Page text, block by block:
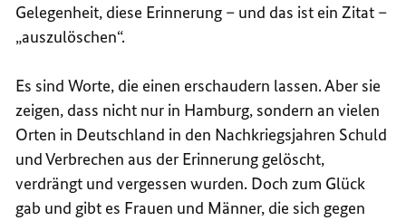
Gelegenheit, diese Erinnerung – und das ist ein Zitat –
„auszulöschen“.
Es sind Worte, die einen erschaudern lassen. Aber sie
zeigen, dass nicht nur in Hamburg, sondern an vielen
Orten in Deutschland in den Nachkriegsjahren Schuld
und Verbrechen aus der Erinnerung gelöscht,
verdrängt und vergessen wurden. Doch zum Glück
gab und gibt es Frauen und Männer, die sich gegen